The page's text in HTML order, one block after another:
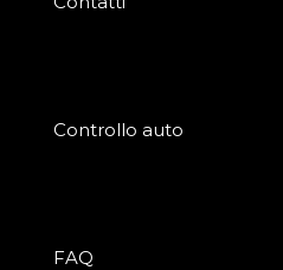
Controllo auto
FAQ